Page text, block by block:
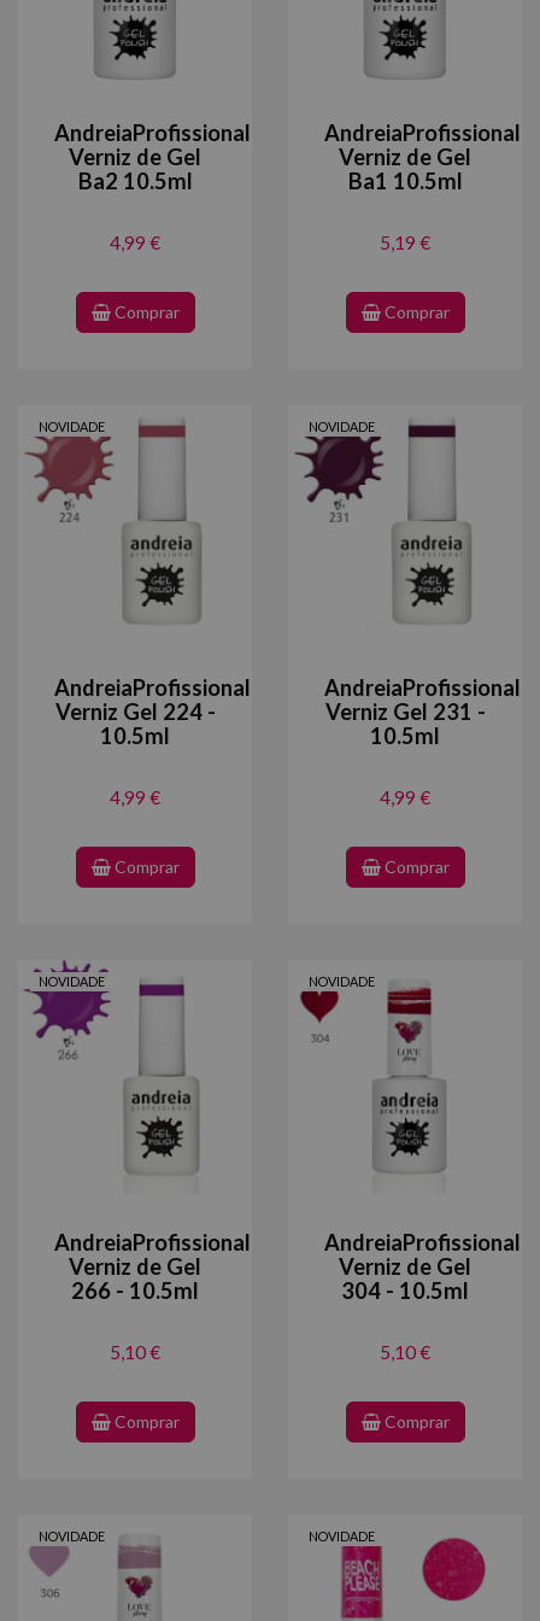
AndreiaProfissional
Verniz de Gel
Ba2 10.5ml
4,99 €
Comprar
AndreiaProfissional
Verniz de Gel
Ba1 10.5ml
5,19 €
Comprar
NOVIDADE
AndreiaProfissional
Verniz Gel 224 -
10.5ml
4,99 €
Comprar
NOVIDADE
AndreiaProfissional
Verniz Gel 231 -
10.5ml
4,99 €
Comprar
NOVIDADE
AndreiaProfissional
Verniz de Gel
266 - 10.5ml
5,10 €
Comprar
NOVIDADE
AndreiaProfissional
Verniz de Gel
304 - 10.5ml
5,10 €
Comprar
NOVIDADE NOVIDADE